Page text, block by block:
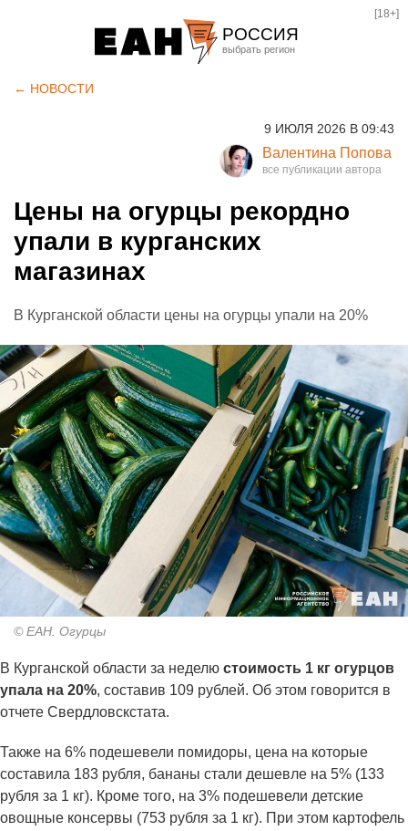
РОССИЯ
Курган
Оренбург
[18+]
← НОВОСТИ
9 ИЮЛЯ 2026 В 09:43
Валентина Попова
Цены на огурцы рекордно
упали в курганских
магазинах
В Курганской области цены на огурцы упали на 20%
© ЕАН. Огурцы
В Курганской области за неделю стоимость 1 кг огурцов
упала на 20%, составив 109 рублей. Об этом говорится в
отчете Свердловскстата.
Также на 6% подешевели помидоры, цена на которые
составила 183 рубля, бананы стали дешевле на 5% (133
рубля за 1 кг). Кроме того, на 3% подешевели детские
овощные консервы (753 рубля за 1 кг). При этом картофель